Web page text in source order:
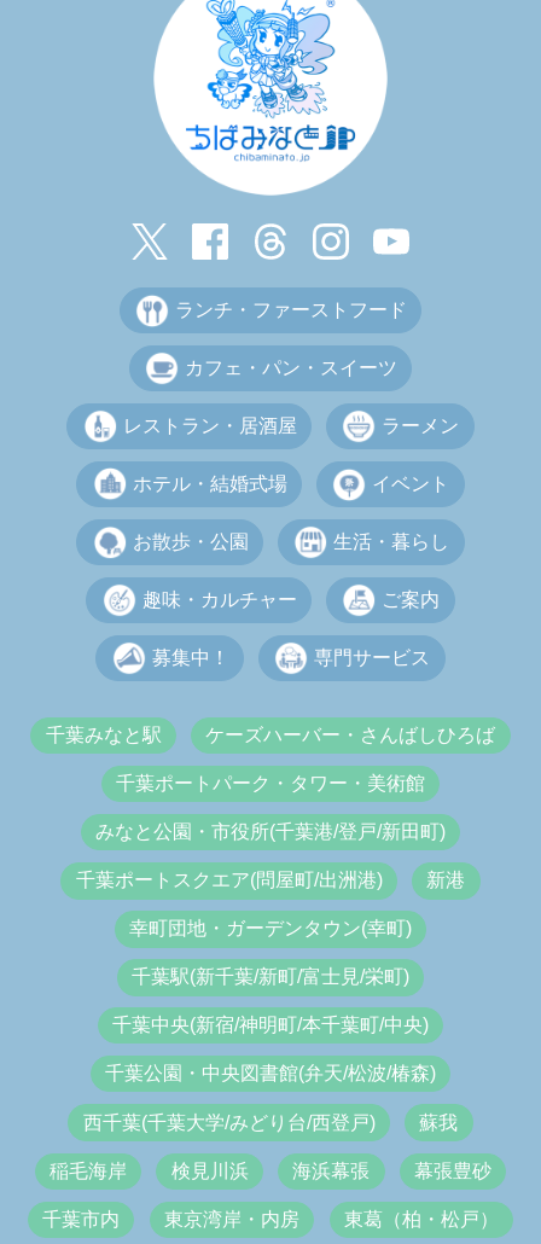
ランチ・ファーストフード
カフェ・パン・スイーツ
レストラン・居酒屋 ラーメン
ホテル・結婚式場 イベント
お散歩・公園 生活・暮らし
趣味・カルチャー ご案内
募集中！ 専門サービス
千葉みなと駅 ケーズハーバー・さんばしひろば
千葉ポートパーク・タワー・美術館
みなと公園・市役所(千葉港/登戸/新田町)
千葉ポートスクエア(問屋町/出洲港) 新港
幸町団地・ガーデンタウン(幸町)
千葉駅(新千葉/新町/富士見/栄町)
千葉中央(新宿/神明町/本千葉町/中央)
千葉公園・中央図書館(弁天/松波/椿森)
西千葉(千葉大学/みどり台/西登戸) 蘇我
稲毛海岸 検見川浜 海浜幕張 幕張豊砂
千葉市内 東京湾岸・内房 東葛（柏・松戸）